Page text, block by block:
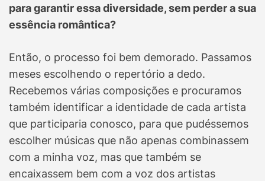
para garantir essa diversidade, sem perder a sua
essência romântica?
Então, o processo foi bem demorado. Passamos
meses escolhendo o repertório a dedo.
Recebemos várias composições e procuramos
também identificar a identidade de cada artista
que participaria conosco, para que pudéssemos
escolher músicas que não apenas combinassem
com a minha voz, mas que também se
encaixassem bem com a voz dos artistas